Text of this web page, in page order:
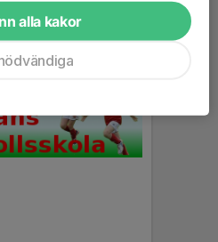
alla kakor